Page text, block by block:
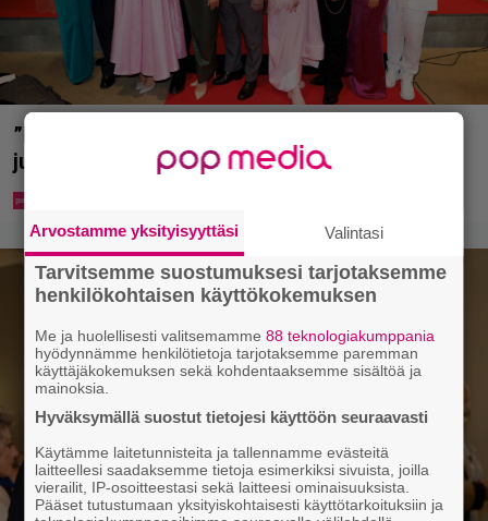
”Että semmonen sirkus” – TTK-kilpailijat
julkistettiin ja kansalla on sanottavaa
Arvostamme yksityisyyttäsi Valintasi
Tarvitsemme suostumuksesi tarjotaksemme
henkilökohtaisen käyttökokemuksen
Me ja huolellisesti valitsemamme88 teknologiakumppania
hyödynnämme henkilötietoja tarjotaksemme paremman
käyttäjäkokemuksen sekä kohdentaaksemme sisältöä ja
mainoksia.
Hyväksymällä suostut tietojesi käyttöön seuraavasti
Käytämme laitetunnisteita ja tallennamme evästeitä
laitteellesi saadaksemme tietoja esimerkiksi sivuista, joilla
vierailit, IP-osoitteestasi sekä laitteesi ominaisuuksista.
Pääset tutustumaan yksityiskohtaisesti käyttötarkoituksiin ja